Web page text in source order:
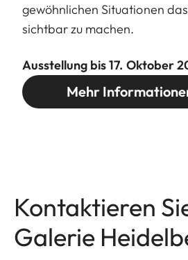
gewöhnlichen Situationen
sichtbar zu machen.
Ausstellung bis 17. Oktober
Mehr
Kontaktieren
Galerie